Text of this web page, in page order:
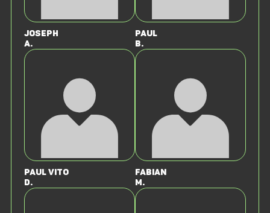
Joseph
A.
Paul
B.
Paul Vito
D.
Fabian
M.